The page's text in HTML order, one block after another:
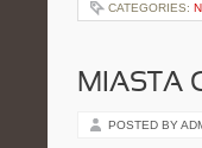
CATEGORIES:
MIASTA
POSTED BY